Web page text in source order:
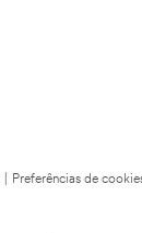
Preferências de